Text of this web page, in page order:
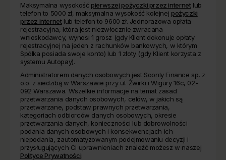
Maksymalna wysokość pierwszej pożyczki przez internetlub
telefon to 5000 zł, maksymalna wysokość kolejnej pożyczki
przez internetlub telefon to 9600 zł. Jednorazowa opłata
rejestracyjna, która jest niezwłocznie zwracana
wnioskodawcy, wynosi 1 grosz (gdy Klient dokonuje opłaty
rejestracyjnej na jeden z rachunków bankowych, w którym
Spółka posiada swoje konto) lub 1 złoty (gdy Klient korzysta z
systemu Autopay).
Administratorem danych osobowych jest Soonly Finance sp. z
o.o. z siedzibą w Warszawie przy ul. Żwirki i Wigury 16c, 02-
092 Warszawa. Wszelkie informacje na temat zasad
przetwarzania danych osobowych, celów, w jakich są
przetwarzane, podstaw prawnych przetwarzania,
kategoriach odbiorców danych osobowych, okresie
przetwarzania danych, konieczności lub dobrowolności
podania danych osobowych i konsekwencjach ich
niepodania, zautomatyzowanym podejmowaniu decyzji i
przysługujących Ci uprawnieniach znaleźć możesz w naszej
Polityce Prywatności.